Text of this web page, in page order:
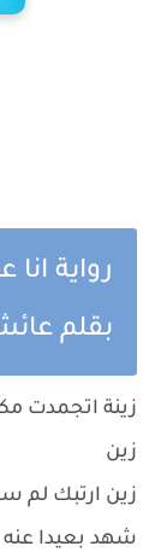
رواية
بقلم
زينة اتجمدت
زين
زين ارتبك لم
شهد بعيدا